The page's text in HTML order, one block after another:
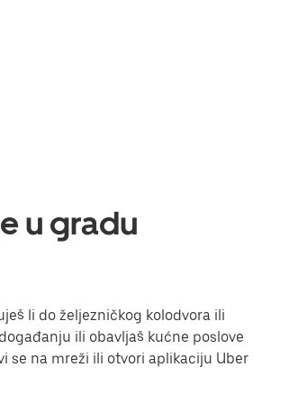
u gradu
li do željezničkog kolodvora ili
ili obavljaš kućne poslove
se na mreži ili otvori aplikaciju Uber